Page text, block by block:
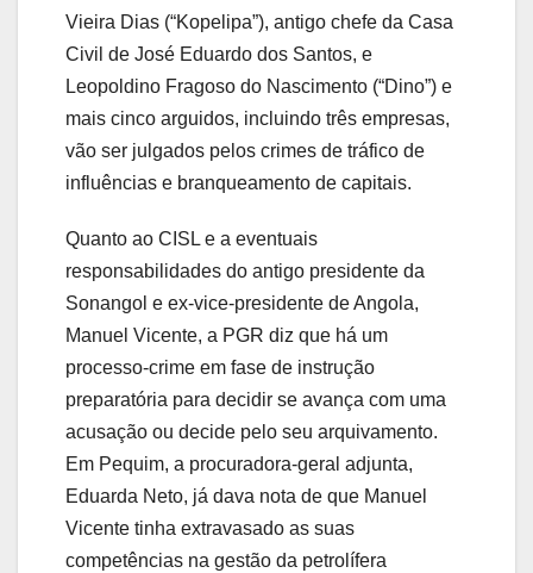
Vieira Dias (“Kopelipa”), antigo chefe da Casa
Civil de José Eduardo dos Santos, e
Leopoldino Fragoso do Nascimento (“Dino”) e
mais cinco arguidos, incluindo três empresas,
vão ser julgados pelos crimes de tráfico de
influências e branqueamento de capitais.
Quanto ao CISL e a eventuais
responsabilidades do antigo presidente da
Sonangol e ex-vice-presidente de Angola,
Manuel Vicente, a PGR diz que há um
processo-crime em fase de instrução
preparatória para decidir se avança com uma
acusação ou decide pelo seu arquivamento.
Em Pequim, a procuradora-geral adjunta,
Eduarda Neto, já dava nota de que Manuel
Vicente tinha extravasado as suas
competências na gestão da petrolífera